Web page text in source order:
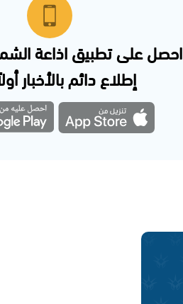
احصل على تطبيق اذاعة
إطلاع دائم بالأخبار